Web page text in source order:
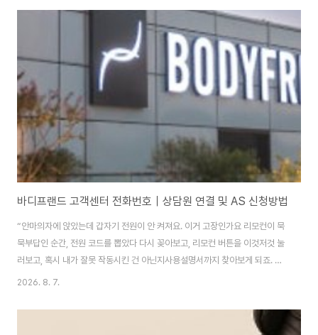
바디프랜드 고객센터 전화번호｜상담원 연결 및 AS 신청방법
“안마의자에 앉았는데 갑자기 전원이 안 켜져요. 이거 고장인가요 리모컨이 묵
묵부답인 순간, 전원 코드를 뽑았다 다시 꽂아보고, 리모컨 버튼을 이것저것 눌
러보고, 혹시 내가 잘못 작동시킨 건 아닌지사용설명서까지 찾아보게 되죠. 안
마의자는 일반 소형 가전보다 크고 구조가 복잡하기 때문에 고장이 발생하면
자가진단을 먼저 해보고,해결되지 않을 경우 정확한 정보와 함께 AS를 신청하
는 것이 좋습니다. 간단한 확인만으로 해결되는 경우도 있으니 차근차근 살펴
2026. 8. 7.